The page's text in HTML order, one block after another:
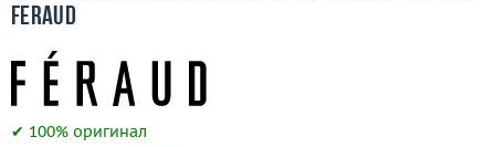
Контакты
3D-тур по шоуруму
Feraud
✔ 100% оригинал